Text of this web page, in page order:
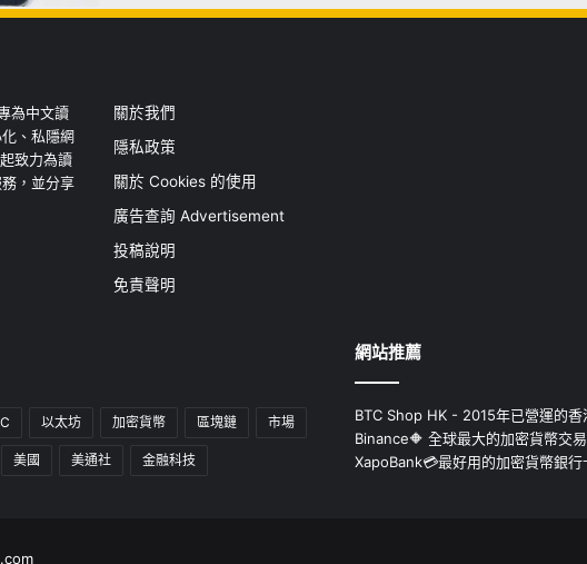
為中文讀
、私隱網
致力為讀
，並分享
關於我們
隱私政策
關於 Cookies 的使用
廣告查詢 Advertisement
投稿說明
免責聲明
以太坊 加密貨幣 區塊鏈 市場
美國 美通社 金融科技
網站推薦
BTC Shop HK - 2015年已營運的
Binance🔶 全球最大的加密貨幣交
XapoBank💳最好用的加密貨幣銀行